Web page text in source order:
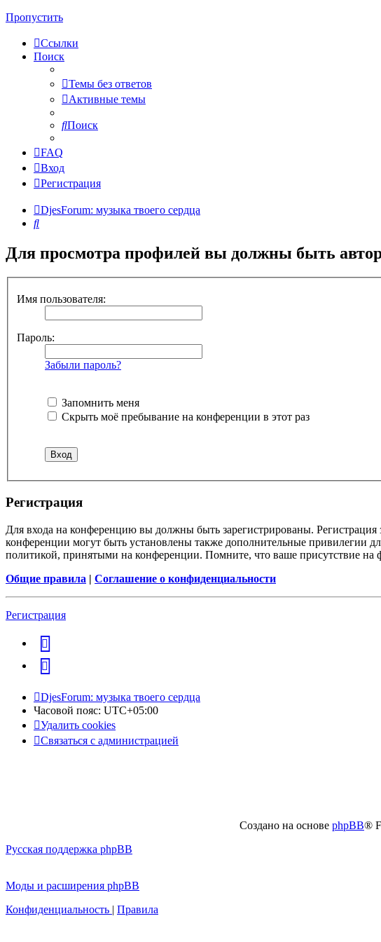
Пропустить
Ссылки
Поиск
Темы без ответов
Активные темы
Поиск
FAQ
Вход
Регистрация
DjesForum: музыка твоего сердца
Поиск
Для просмотра профилей вы должны быть
Имя пользователя:
Пароль:
Забыли пароль?
Запомнить меня
Скрыть моё пребывание на конференции в этот раз
Регистрация
Для входа на конференцию вы должны быть зарегистрированы.
конференции могут быть установлены также дополнительные привилегии
политикой, принятыми на конференции. Помните, что ваше присутствие на
Общие правила | Соглашение о конфиденциальности
Регистрация
vk
Telegram
DjesForum: музыка твоего сердца
Часовой пояс: UTC+05:00
Удалить cookies
Связаться с администрацией
Создано на основе phpBB®
Русская поддержка phpBB
Моды и расширения phpBB
Конфиденциальность | Правила